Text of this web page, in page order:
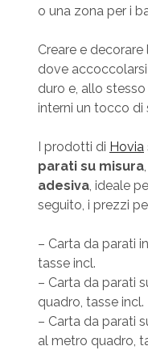
o una zona per i
Creare e
dove accoccolarsi
duro e, allo
interni un tocco di
I prodotti di Hovia
parati su misura,
adesiva, ideale
seguito, i prezzi
– Carta da parati
tasse incl.
– Carta da parati
quadro, tasse incl.
– Carta da parati
al metro quadro,